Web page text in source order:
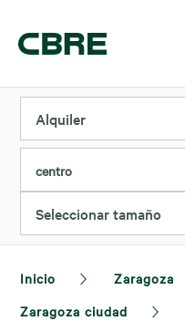
Alquiler
centro
Seleccionar tamaño
Inicio
Zaragoza
Zaragoza ciudad